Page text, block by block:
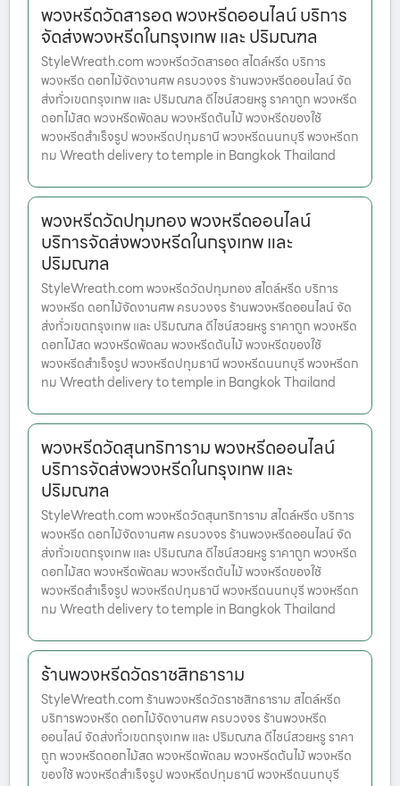
พวงหรีดวัดสารอด พวงหรีดออนไลน์ บริการ
จัดส่งพวงหรีดในกรุงเทพ และ ปริมณฑล
StyleWreath.com พวงหรีดวัดสารอด สไตล์หรีด บริการ
พวงหรีด ดอกไม้จัดงานศพ ครบวงจร ร้านพวงหรีดออนไลน์ จัด
ส่งทั่วเขตกรุงเทพ และ ปริมณฑล ดีไซน์สวยหรู ราคาถูก พวงหรีด
ดอกไม้สด พวงหรีดพัดลม พวงหรีดต้นไม้ พวงหรีดของใช้
พวงหรีดสำเร็จรูป พวงหรีดปทุมธานี พวงหรีดนนทบุรี พวงหรีดก
ทม Wreath delivery to temple in Bangkok Thailand
พวงหรีดวัดปทุมทอง พวงหรีดออนไลน์
บริการจัดส่งพวงหรีดในกรุงเทพ และ
ปริมณฑล
StyleWreath.com พวงหรีดวัดปทุมทอง สไตล์หรีด บริการ
พวงหรีด ดอกไม้จัดงานศพ ครบวงจร ร้านพวงหรีดออนไลน์ จัด
ส่งทั่วเขตกรุงเทพ และ ปริมณฑล ดีไซน์สวยหรู ราคาถูก พวงหรีด
ดอกไม้สด พวงหรีดพัดลม พวงหรีดต้นไม้ พวงหรีดของใช้
พวงหรีดสำเร็จรูป พวงหรีดปทุมธานี พวงหรีดนนทบุรี พวงหรีดก
ทม Wreath delivery to temple in Bangkok Thailand
พวงหรีดวัดสุนทริการาม พวงหรีดออนไลน์
บริการจัดส่งพวงหรีดในกรุงเทพ และ
ปริมณฑล
StyleWreath.com พวงหรีดวัดสุนทริการาม สไตล์หรีด บริการ
พวงหรีด ดอกไม้จัดงานศพ ครบวงจร ร้านพวงหรีดออนไลน์ จัด
ส่งทั่วเขตกรุงเทพ และ ปริมณฑล ดีไซน์สวยหรู ราคาถูก พวงหรีด
ดอกไม้สด พวงหรีดพัดลม พวงหรีดต้นไม้ พวงหรีดของใช้
พวงหรีดสำเร็จรูป พวงหรีดปทุมธานี พวงหรีดนนทบุรี พวงหรีดก
ทม Wreath delivery to temple in Bangkok Thailand
ร้านพวงหรีดวัดราชสิทธาราม
StyleWreath.com ร้านพวงหรีดวัดราชสิทธาราม สไตล์หรีด
บริการพวงหรีด ดอกไม้จัดงานศพ ครบวงจร ร้านพวงหรีด
ออนไลน์ จัดส่งทั่วเขตกรุงเทพ และ ปริมณฑล ดีไซน์สวยหรู ราคา
ถูก พวงหรีดดอกไม้สด พวงหรีดพัดลม พวงหรีดต้นไม้ พวงหรีด
ของใช้ พวงหรีดสำเร็จรูป พวงหรีดปทุมธานี พวงหรีดนนทบุรี